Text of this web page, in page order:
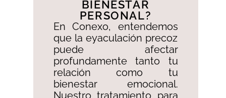
BIENESTAR
PERSONAL?​
En Conexo, entendemos
que la eyaculación precoz
puede afectar
profundamente tanto tu
relación como tu
bienestar emocional.